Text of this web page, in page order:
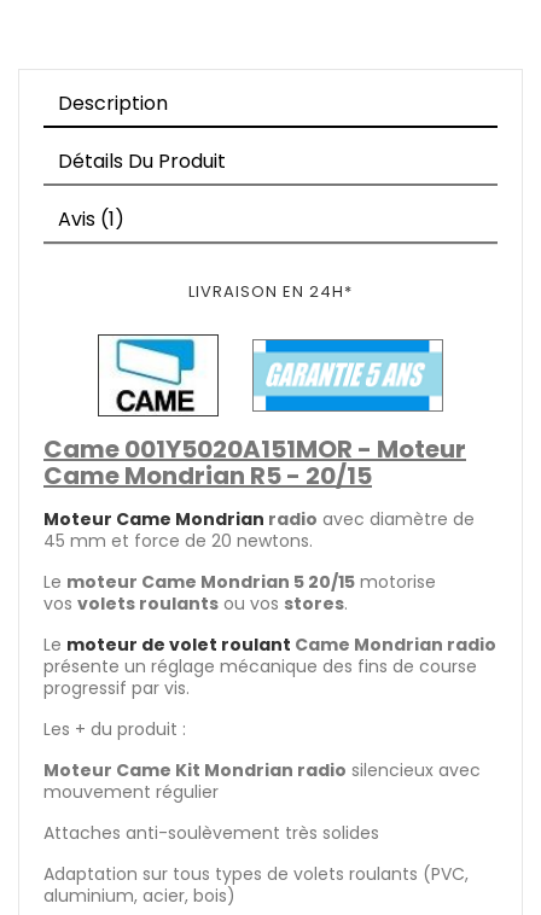
Description
Détails Du Produit
Avis (1)
LIVRAISON EN 24H*
Came 001Y5020A151MOR - Moteur
Came Mondrian R5 - 20/15
Moteur Came Mondrian radio avec diamètre de
45 mm et force de 20 newtons.
Le moteur Came Mondrian 5 20/15 motorise
vos volets roulants ou vos stores.
Le moteur de volet roulant Came Mondrian radio
présente un réglage mécanique des fins de course
progressif par vis.
Les + du produit :
Moteur Came Kit Mondrian radio silencieux avec
mouvement régulier
Attaches anti-soulèvement très solides
Adaptation sur tous types de volets roulants (PVC,
aluminium, acier, bois)